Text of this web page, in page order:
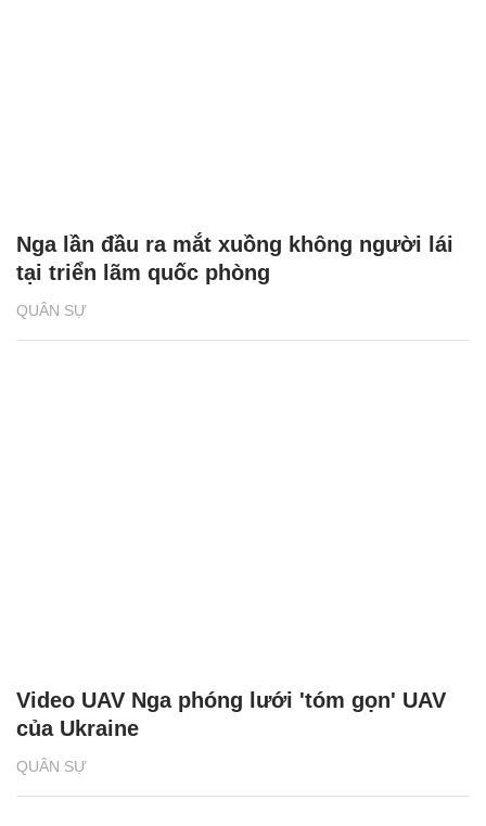
QUÂN SỰ
Nga lần đầu ra mắt xuồng không người lái
tại triển lãm quốc phòng
QUÂN SỰ
Video UAV Nga phóng lưới 'tóm gọn' UAV
của Ukraine